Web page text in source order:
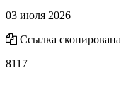
03 июля 2026
Ссылка скопирована
8117